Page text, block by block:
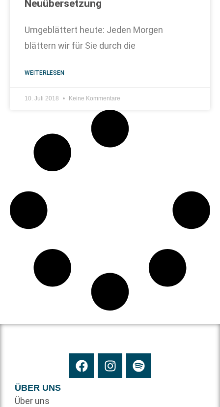
Neuübersetzung
Umgeblättert heute: Jeden Morgen
blättern wir für Sie durch die
WEITERLESEN
10. Juli 2018 Keine Kommentare
ÜBER UNS
Über uns